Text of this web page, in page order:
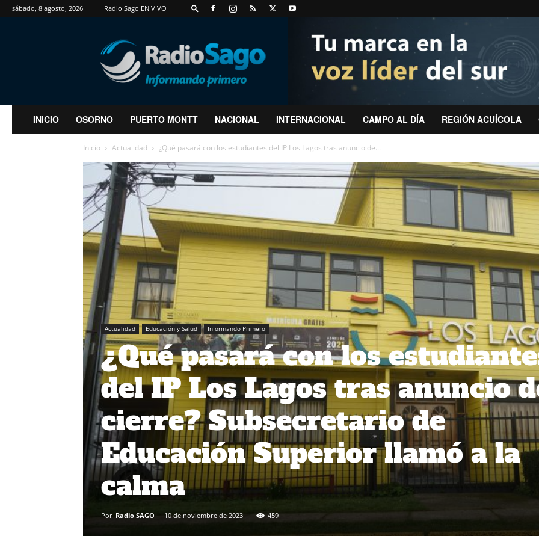
sábado, 8 agosto, 2026 Radio Sago EN VIVO
RadioSago
INICIO OSORNO PUERTO MONTT NACIONAL INTERNACIONAL CAMPO AL DÍA REGIÓN ACUÍCOLA
Inicio Actualidad ¿Qué pasará con los estudiantes del IP Los Lagos tras anuncio de...
Actualidad Educación y Salud Informando Primero
¿Qué pasará con los
del IP Los Lagos tras anuncio
cierre? Subsecretario de
Educación Superior llamó a la
calma
Por Radio SAGO - 10 de noviembre de 2023 459